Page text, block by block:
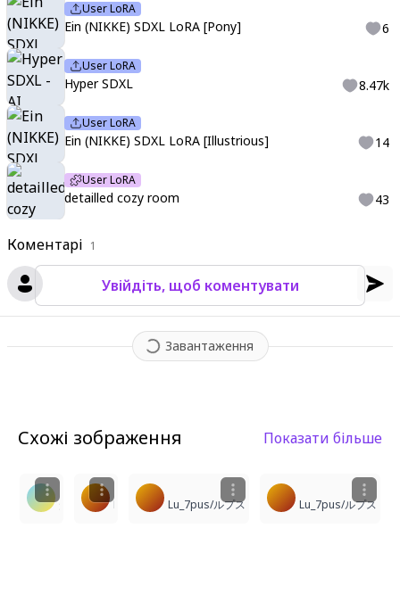
Коментарі 1
Увійдіть, щоб коментувати
Завантаження
User LoRA
Ein (NIKKE) SDXL LoRA [Pony] 6
User LoRA
Hyper SDXL 8.47k
User LoRA
Ein (NIKKE) SDXL LoRA [Illustrious] 14
User LoRA
detailled cozy room 43
Схожі зображення Показати більше
Lu_7pus/ルプス Lu_7pus/ルプス